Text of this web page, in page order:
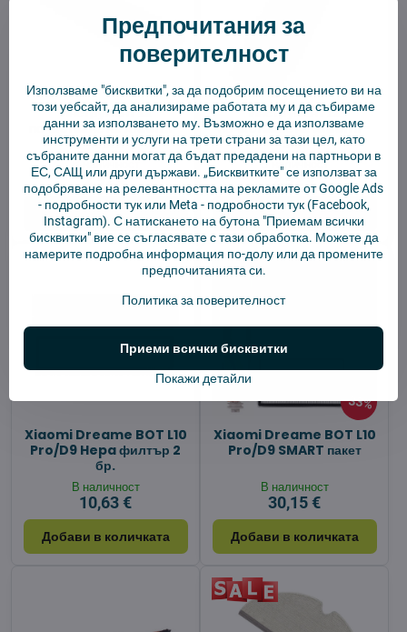
Инструмент за
почистване на Xiaomi -
черен
В наличност
2,92 €
Добави в количката
Инструмент за
почистване на Xiaomi -
бял
В наличност
2,92 €
Добави в количката
Xiaomi Dreame BOT L10
Pro/D9 Hepa филтър 2
бр.
В наличност
10,63 €
Добави в количката
33%
Xiaomi Dreame BOT L10
Pro/D9 SMART пакет
В наличност
30,15 €
Добави в количката
Предпочитания за
поверителност
Използваме "бисквитки", за да подобрим посещението ви на
този уебсайт, да анализираме работата му и да събираме
данни за използването му. Възможно е да използваме
инструменти и услуги на трети страни за тази цел, като
събраните данни могат да бъдат предадени на партньори в
ЕС, САЩ или други държави. „Бисквитките" се използват за
подобряване на релевантността на рекламите от Google Ads
- подробности тукили Meta - подробности тук(Facebook,
Instagram). С натискането на бутона "Приемам всички
бисквитки" вие се съгласявате с тази обработка. Можете да
намерите подробна информация по-долу или да промените
предпочитанията си.
Политика за поверителност
Покажи детайли
Приеми всички бисквитки